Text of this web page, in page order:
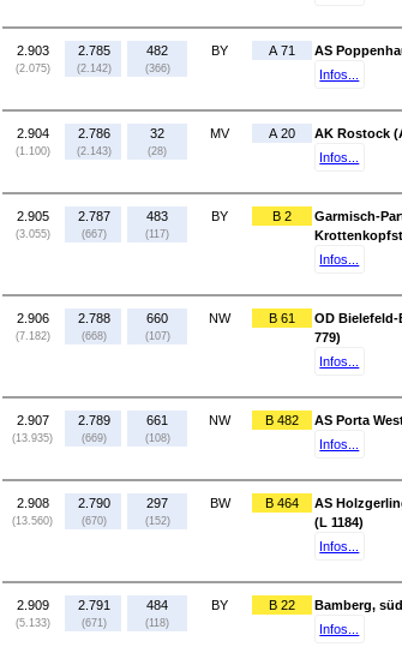
2.903
(2.075)
2.785
(2.142)
482
(366)
BY A 71
AS
Infos...
2.904
(1.100)
2.786
(2.143)
32
(28)
MV A 20
AK Rostock
Infos...
2.905
(3.055)
2.787
(667)
483
(117)
BY B 2
Garmisch-
Infos...
2.906
(7.182)
2.788
(668)
660
(107)
NW B 61
OD Bielefeld-
779)
Infos...
2.907
(13.935)
2.789
(669)
661
(108)
NW B 482
AS Porta
Infos...
2.908
(13.560)
2.790
(670)
297
(152)
BW B 464
AS
(L 1184)
Infos...
2.909
(5.133)
2.791
(671)
484
(118)
BY B 22
Bamberg,
Infos...